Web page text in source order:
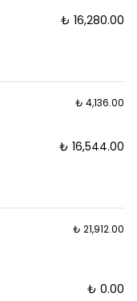
₺ 16,280.00
₺ 4,136.00
₺ 16,544.00
₺ 21,912.00
₺ 0.00